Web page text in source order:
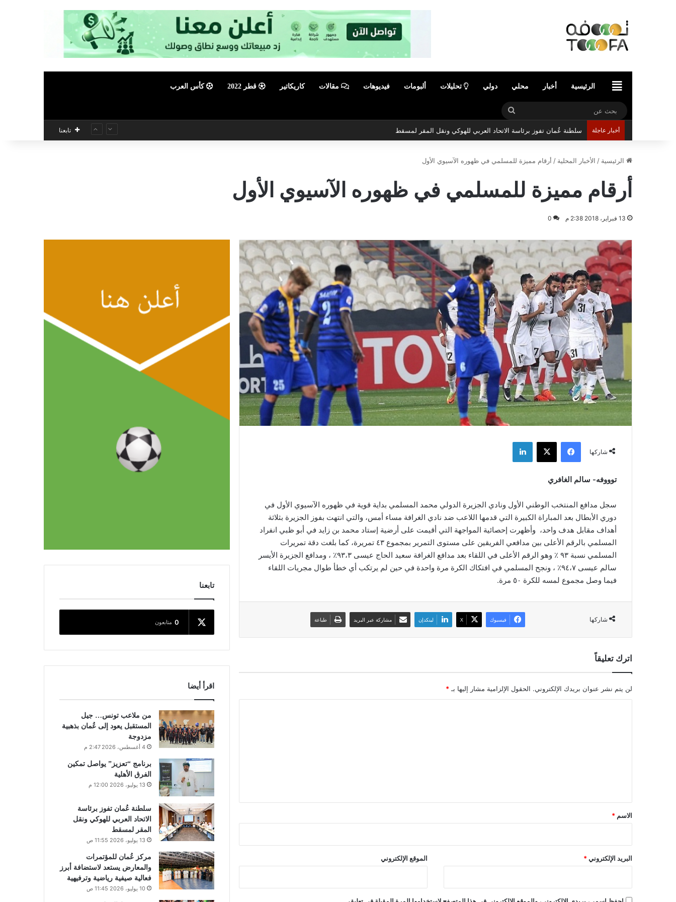
الرئيسيةالرئيسية أخبار محلي دولي تحليلات ألبومات فيديوهات مقالات كاريكاتير قطر 2022 كأس العرب
بحث
عن
أخبار عاجلة سلطنة عُمان تفوز برئاسة الاتحاد العربي للهوكي ونقل المقر لمسقط تابعنا
الرئيسية / الأخبار المحلية / أرقام مميزة للمسلمي في ظهوره الآسيوي الأول
أرقام مميزة للمسلمي في ظهوره الآسيوي الأول
13 فبراير، 2018 2:38 م 0
شاركها
فيسبوك ‫X لينكدإن
توووفه- سالم الغافري
سجل مدافع المنتخب الوطني الأول ونادي الجزيرة الدولي محمد المسلمي بداية قوية في ظهوره الآسيوي الأول في
دوري الأبطال بعد المباراة الكبيرة التي قدمها اللاعب ضد نادي الغرافة مساء أمس، والتي انتهت بفوز الجزيرة بثلاثة
أهداف مقابل هدف واحد، وأظهرت إحصائية المواجهة التي أقيمت على أرضية إستاد محمد بن زايد في أبو ظبي انفراد
المسلمي بالرقم الأعلى بين مدافعي الفريقين على مستوى التمرير بمجموع ٤٣ تمريرة، كما بلغت دقة تمريرات
المسلمي نسبة ٩٣ ٪ وهو الرقم الأعلى في اللقاء بعد مدافع الغرافة سعيد الحاج عيسى ٩٣،٣٪ ، ومدافع الجزيرة الأيسر
سالم عيسى ٩٤،٧٪ ، ونجح المسلمي في افتكاك الكرة مرة واحدة في حين لم يرتكب أي خطأ طوال مجريات اللقاء
فيما وصل مجموع لمسه للكرة ٥٠ مرة.
شاركها فيسبوك ‫X لينكدإن مشاركة عبر البريد طباعة
اترك تعليقاً
لن يتم نشر عنوان بريدك الإلكتروني. الحقول الإلزامية مشار إليها بـ *
*
الاسم *
البريد الإلكتروني* الموقع الإلكتروني
تابعنا
0 متابعون
اقرأ أيضا
من ملاعب تونس… جيل
المستقبل يعود إلى عُمان بذهبية
مزدوجة
4 أغسطس، 2026 2:47 م
برنامج “تعزيز” يواصل تمكين
الفرق الأهلية
13 يوليو، 2026 12:00 م
سلطنة عُمان تفوز برئاسة
الاتحاد العربي للهوكي ونقل
المقر لمسقط
13 يوليو، 2026 11:55 ص
مركز عُمان للمؤتمرات
والمعارض يستعد لاستضافة أبرز
فعالية صيفية رياضية وترفيهية
10 يوليو، 2026 11:45 ص